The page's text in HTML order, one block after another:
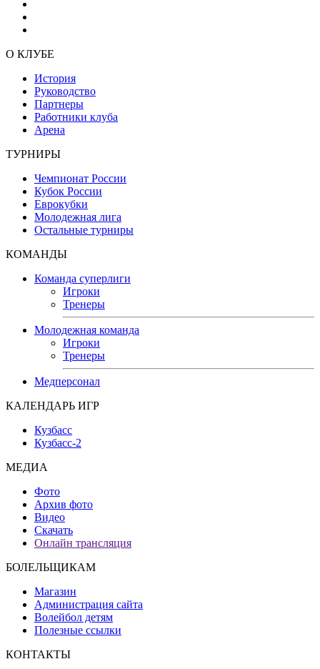
О КЛУБЕ
История
Руководство
Партнеры
Работники клуба
Арена
ТУРНИРЫ
Чемпионат России
Кубок России
Еврокубки
Молодежная лига
Остальные турниры
КОМАНДЫ
Команда суперлиги
Игроки
Тренеры
Молодежная команда
Игроки
Тренеры
Медперсонал
КАЛЕНДАРЬ ИГР
Кузбасс
Кузбасс-2
МЕДИА
Фото
Архив фото
Видео
Скачать
Онлайн трансляция
БОЛЕЛЬЩИКАМ
Магазин
Администрация сайта
Волейбол детям
Полезные ссылки
КОНТАКТЫ